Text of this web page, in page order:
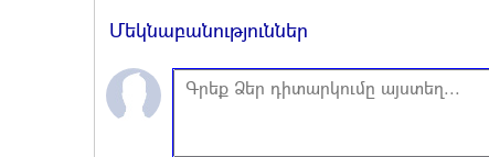
Մեկնաբանություններ